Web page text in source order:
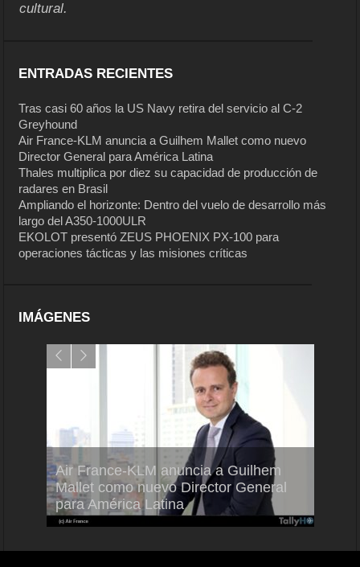
cultural.
ENTRADAS RECIENTES
Tras casi 60 años la US Navy retira del servicio al C-2
Greyhound
Air France-KLM anuncia a Guilhem Mallet como nuevo
Director General para América Latina
Thales multiplica por diez su capacidad de producción de
radares en Brasil
Ampliando el horizonte: Dentro del vuelo de desarrollo más
largo del A350-1000ULR
EKOLOT presentó ZEUS PHOENIX PX-100 para
operaciones tácticas y las misiones críticas
IMÁGENES
Air France-KLM anuncia a Guilhem
Mallet como nuevo Director General
para América Latina